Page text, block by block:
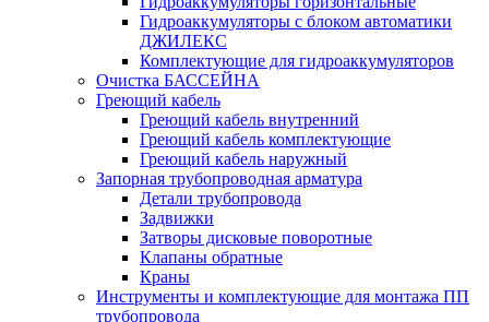
Гидроаккумуляторы с блоком автоматики
ДЖИЛЕКС
Комплектующие для гидроаккумуляторов
Очистка БАССЕЙНА
Греющий кабель
Греющий кабель внутренний
Греющий кабель комплектующие
Греющий кабель наружный
Запорная трубопроводная арматура
Детали трубопровода
Задвижки
Затворы дисковые поворотные
Клапаны обратные
Краны
Инструменты и комплектующие для монтажа ПП
трубопровода